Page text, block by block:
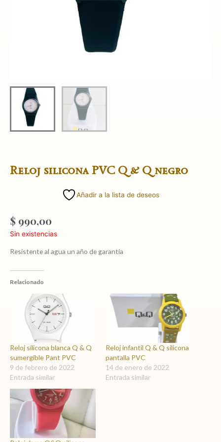
Reloj silicona PVC Q & Q negro
Añadir a la lista de deseos
$ 990,00
Sin existencias
Resistente al agua un año de garantía
Relacionado
Reloj silicona blanca Q & Q
sumergible Pant PVC
9 de febrero de 2022
Entrada similar
Reloj infantil Q & Q silicona
pantalla PVC
14 de enero de 2022
Entrada similar